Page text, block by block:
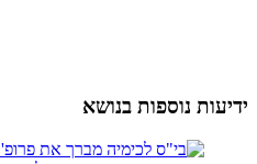
ידיעות נוספות בנושא